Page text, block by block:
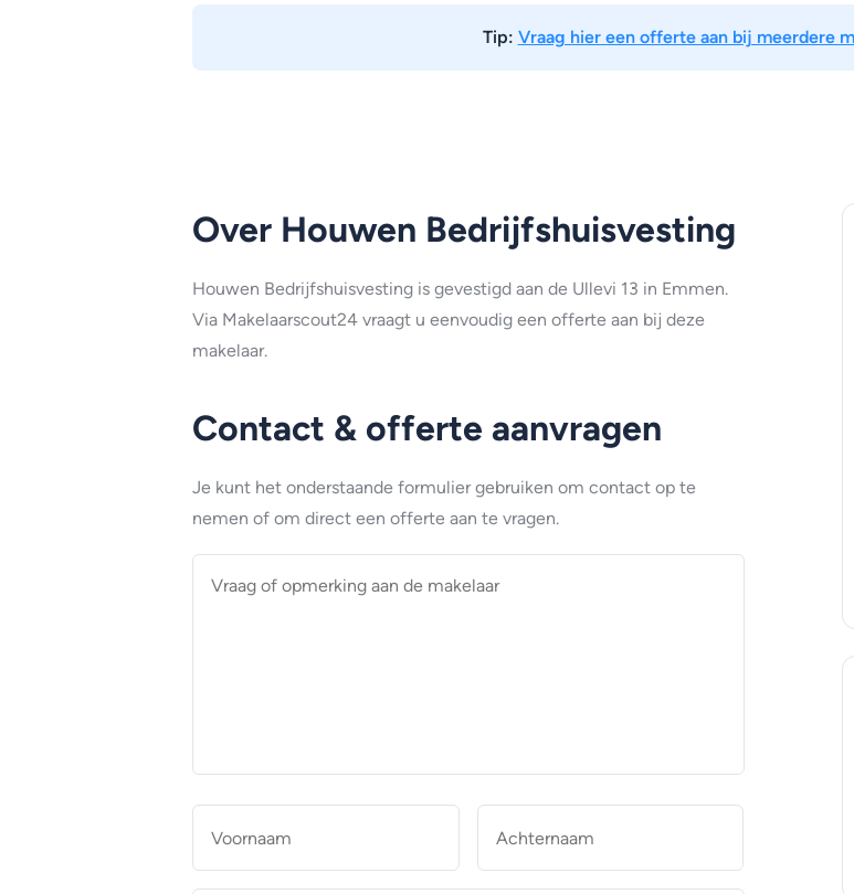
Tip: Vraag hier een offerte aan bij meerdere
Over Houwen Bedrijfshuisvesting
Houwen Bedrijfshuisvesting is gevestigd aan de Ullevi 13 in Emmen.
Via Makelaarscout24 vraagt u eenvoudig een offerte aan bij deze
makelaar.
Contact & offerte aanvragen
Je kunt het onderstaande formulier gebruiken om contact op te
nemen of om direct een offerte aan te vragen.